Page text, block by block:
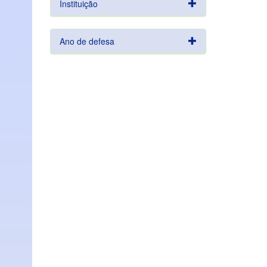
Instituição
Ano de defesa